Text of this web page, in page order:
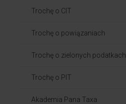
Trochę o CIT
Trochę o powiązaniach​
Trochę o zielonych podatkach
Trochę o PIT
Akademia Pana Taxa